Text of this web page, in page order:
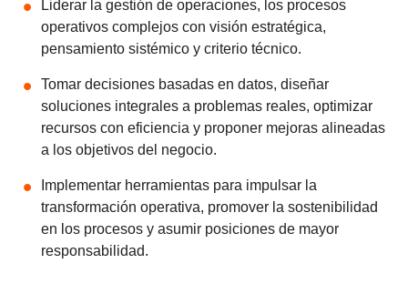
Liderar la gestión de operaciones, los procesos
operativos complejos con visión estratégica,
pensamiento sistémico y criterio técnico.
Tomar decisiones basadas en datos, diseñar
soluciones integrales a problemas reales, optimizar
recursos con eficiencia y proponer mejoras alineadas
a los objetivos del negocio.
Implementar herramientas para impulsar la
transformación operativa, promover la sostenibilidad
en los procesos y asumir posiciones de mayor
responsabilidad.